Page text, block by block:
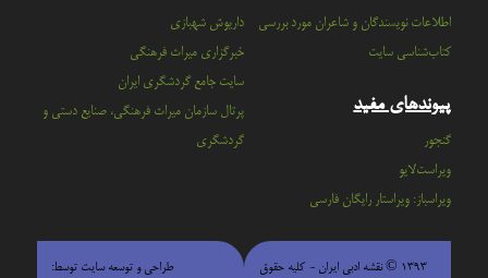
اطلاعات نویسندگان و شاعران مورد بررسی
کتاب‌شناسی سایت
پیوندهای مفید
گنجور
ویراست‌لایو
ویراسباز: ویراستار رایگان فارسی
داریوش شهبازی
خبرگزاری میراث فرهنگی
سايت جامع گردشگري ايران
پرتال سازمان ميراث فرهنگي، صنايع دستي و
گردشگري
۱۳۹۳ © نقشه ادبی ایران - كليه حقوق
طراحی و توسعه سایت توسط: